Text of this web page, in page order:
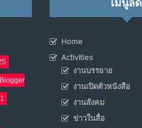
พ.ค. 4, 2026
NO COMMENTS
9 น้ำตาเรา .. เป็นกรดจริงหรือ??
เม.ย. 19, 2026
Blogger
Home
Activities
งานบรรยาย
งานเปิดตัวหนังสือ
งานสังคม
ข่าวในสื่อ